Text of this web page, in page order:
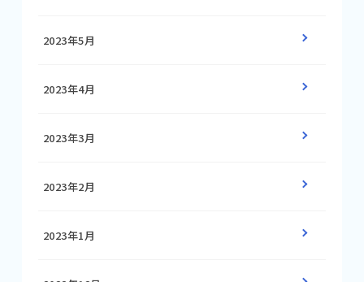
2023年5月
2023年4月
2023年3月
2023年2月
2023年1月